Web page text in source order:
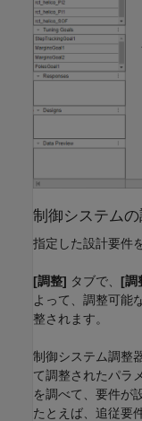
制御システムの
指定した設計要件
[調整] タブで、 [調
よって、調整可能
整されます。
制御システム調整
て調整されたパラ
を調べて、要件が
たとえば、追従要